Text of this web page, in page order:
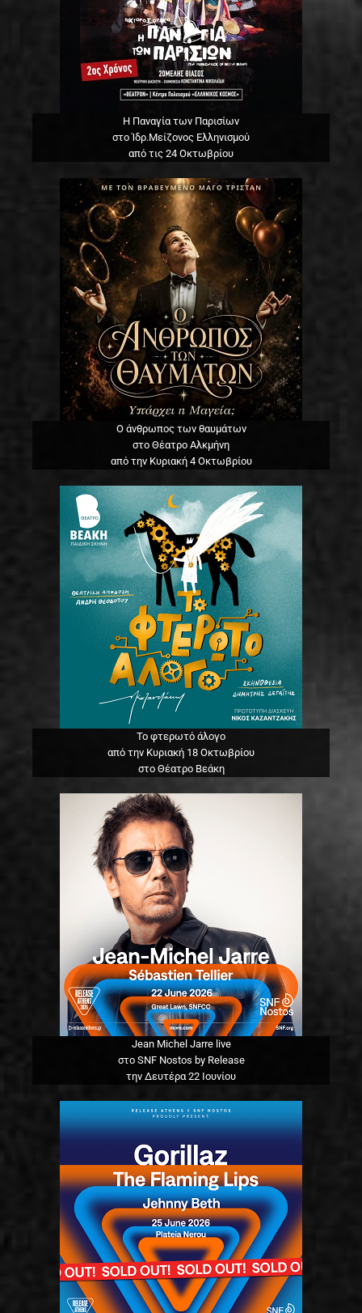
Η Παναγία των Παρισίων
στο Ίδρ.Μείζονος Ελληνισμού
από τις 24 Οκτωβρίου
Ο άνθρωπος των θαυμάτων
στο Θέατρο Αλκμήνη
από την Κυριακή 4 Οκτωβρίου
Το φτερωτό άλογο
από την Κυριακή 18 Οκτωβρίου
στο Θέατρο Βεάκη
Jean Michel Jarre live
στο SNF Nostos by Release
την Δευτέρα 22 Ιουνίου